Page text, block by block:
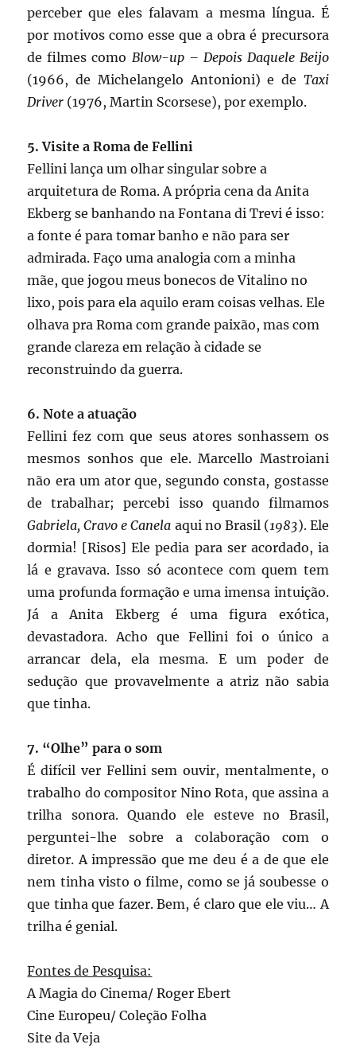
perceber que eles falavam a mesma língua. É
por motivos como esse que a obra é precursora
de filmes como Blow-up – Depois Daquele Beijo
(1966, de Michelangelo Antonioni) e de Taxi
Driver (1976, Martin Scorsese), por exemplo.
5. Visite a Roma de Fellini
Fellini lança um olhar singular sobre a
arquitetura de Roma. A própria cena da Anita
Ekberg se banhando na Fontana di Trevi é isso:
a fonte é para tomar banho e não para ser
admirada. Faço uma analogia com a minha
mãe, que jogou meus bonecos de Vitalino no
lixo, pois para ela aquilo eram coisas velhas. Ele
olhava pra Roma com grande paixão, mas com
grande clareza em relação à cidade se
reconstruindo da guerra.
6. Note a atuação
Fellini fez com que seus atores sonhassem os
mesmos sonhos que ele. Marcello Mastroiani
não era um ator que, segundo consta, gostasse
de trabalhar; percebi isso quando filmamos
Gabriela, Cravo e Canela aqui no Brasil (1983). Ele
dormia! [Risos] Ele pedia para ser acordado, ia
lá e gravava. Isso só acontece com quem tem
uma profunda formação e uma imensa intuição.
Já a Anita Ekberg é uma figura exótica,
devastadora. Acho que Fellini foi o único a
arrancar dela, ela mesma. E um poder de
sedução que provavelmente a atriz não sabia
que tinha.
7. “Olhe” para o som
É difícil ver Fellini sem ouvir, mentalmente, o
trabalho do compositor Nino Rota, que assina a
trilha sonora. Quando ele esteve no Brasil,
perguntei-lhe sobre a colaboração com o
diretor. A impressão que me deu é a de que ele
nem tinha visto o filme, como se já soubesse o
que tinha que fazer. Bem, é claro que ele viu… A
trilha é genial.
Fontes de Pesquisa:
A Magia do Cinema/ Roger Ebert
Cine Europeu/ Coleção Folha
Site da Veja